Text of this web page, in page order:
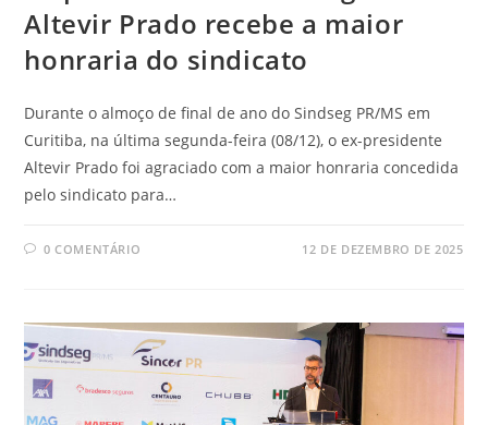
Altevir Prado recebe a maior
honraria do sindicato
Durante o almoço de final de ano do Sindseg PR/MS em
Curitiba, na última segunda-feira (08/12), o ex-presidente
Altevir Prado foi agraciado com a maior honraria concedida
pelo sindicato para…
0 COMENTÁRIO 12 DE DEZEMBRO DE 2025